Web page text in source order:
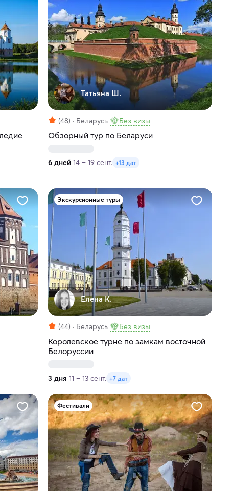
Татьяна Ш.
(48) Беларусь Без визы
Обзорный тур по Беларуси
6 дней 14 – 19 сент. +13 дат
Экскурсионные туры
Елена К.
(44) Беларусь Без визы
Королевское турне по замкам восточной
Белоруссии
3 дня 11 – 13 сент. +7 дат
Фестивали